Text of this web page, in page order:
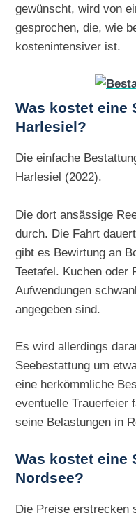
gewünscht, wird von
gesprochen, die, wie
kostenintensiver ist.
Was kostet eine
Harlesiel?
Die einfache
Harlesiel (2022).
Die dort ansässige
durch. Die Fahrt
gibt es Bewirtung an
Teetafel. Kuchen oder
Aufwendungen
angegeben sind.
Es wird allerdings
Seebestattung um
eine herkömmliche
eventuelle Trauerfeier
seine Belastungen in
Was kostet eine
Nordsee?
Die Preise erstrecken